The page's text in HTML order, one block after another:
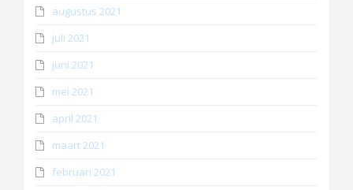
augustus 2021
juli 2021
juni 2021
mei 2021
april 2021
maart 2021
februari 2021